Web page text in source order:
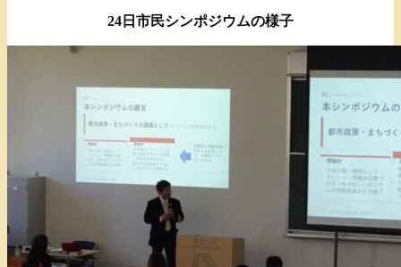
24日市民シンポジウムの様子